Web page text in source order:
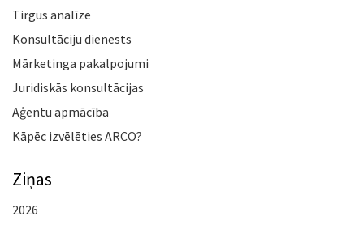
Tirgus analīze
Konsultāciju dienests
Mārketinga pakalpojumi
Juridiskās konsultācijas
Aģentu apmācība
Kāpēc izvēlēties ARCO?
Ziņas
2026